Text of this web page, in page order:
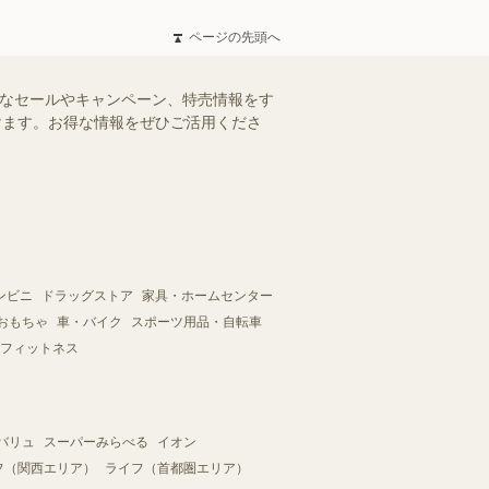
ページの先頭へ
セールやキャンペーン、特売情報をす
す。お得な情報をぜひご活用くださ
ビニ ドラッグストア
家具・ホームセンター
もちゃ
車・バイク
スポーツ用品・自転車
ィットネス
リュ スーパーみらべる
イオン
関西エリア）
ライフ（首都圏エリア）